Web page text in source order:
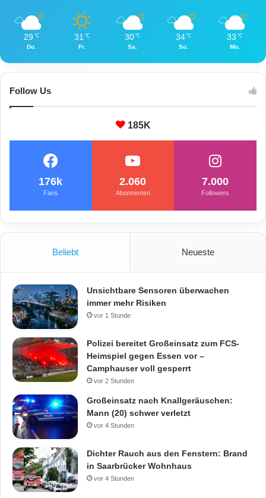
29 ℃
Do.
31 ℃
Fr.
30 ℃
Sa.
34 ℃
So.
33 ℃
Mo.
Follow Us
185K
176k
Fans
2.060
Abonnenten
7.000
Followers
Beliebt Neueste
Unsichtbare Sensoren überwachen
immer mehr Risiken
vor 1 Stunde
Polizei bereitet Großeinsatz zum FCS-
Heimspiel gegen Essen vor –
Camphauser voll gesperrt
vor 2 Stunden
Großeinsatz nach Knallgeräuschen:
Mann (20) schwer verletzt
vor 4 Stunden
Dichter Rauch aus den Fenstern: Brand
in Saarbrücker Wohnhaus
vor 4 Stunden